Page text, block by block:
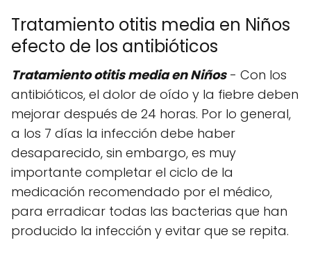
Tratamiento otitis media en Niños
efecto de los antibióticos
Tratamiento otitis media en Niños- Con los
antibióticos, el dolor de oído y la fiebre deben
mejorar después de 24 horas. Por lo general,
a los 7 días la infección debe haber
desaparecido, sin embargo, es muy
importante completar el ciclo de la
medicación recomendado por el médico,
para erradicar todas las bacterias que han
producido la infección y evitar que se repita.